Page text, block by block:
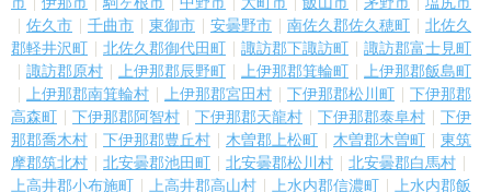
佐久市
千曲市 東御市 安曇野市 南佐久郡佐久穂町
北佐久
郡軽井沢町
北佐久郡御代田町 諏訪郡下諏訪町
諏訪郡富士見町
諏訪郡原村
上伊那郡辰野町 上伊那郡箕輪町
上伊那郡飯島町
上伊那郡南箕輪村
上伊那郡宮田村 下伊那郡松川町
下伊那郡
高森町
下伊那郡阿智村 下伊那郡天龍村 下伊那郡泰阜村
下伊
那郡喬木村
下伊那郡豊丘村 木曽郡上松町 木曽郡木曽町
東筑
摩郡筑北村
北安曇郡池田町 北安曇郡松川村
北安曇郡白馬村
上高井郡小布施町
上高井郡高山村 上水内郡信濃町
上水内郡飯